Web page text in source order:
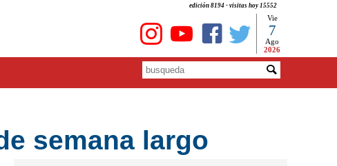
edición 8194 - visitas hoy 15552
Vie
7
Ago
2026
semana largo